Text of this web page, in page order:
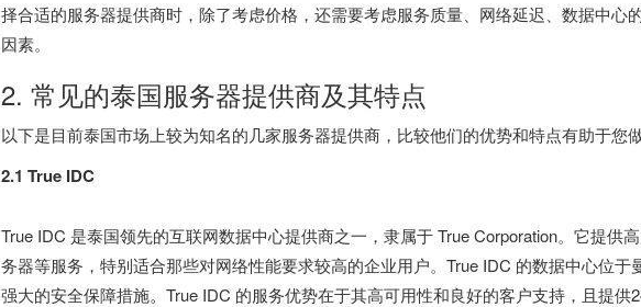
择合适的服务器提供商时，除了考虑价格，还需要考虑服务质量、网络延迟、数据中心
因素。
2. 常见的泰国服务器提供商及其特点
以下是目前泰国市场上较为知名的几家服务器提供商，比较他们的优势和特点有助于您
2.1 True IDC
True IDC 是泰国领先的互联网数据中心提供商之一，隶属于 True Corporation。它提供
务器等服务，特别适合那些对网络性能要求较高的企业用户。True IDC 的数据中心位于
强大的安全保障措施。True IDC 的服务优势在于其高可用性和良好的客户支持，且提供